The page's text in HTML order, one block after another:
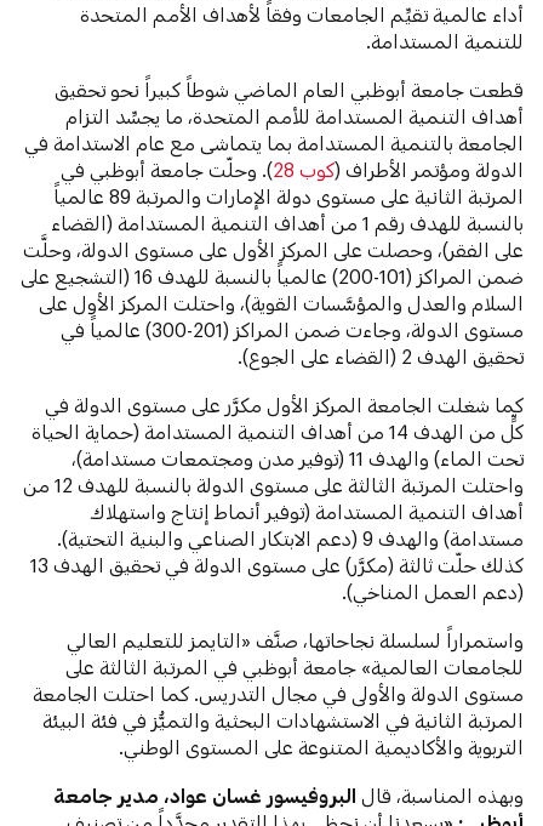
أداء عالمية تقيِّم الجامعات وفقاً لأهداف الأمم المتحدة
للتنمية المستدامة.
قطعت جامعة أبوظبي العام الماضي شوطاً كبيراً نحو تحقيق
أهداف التنمية المستدامة للأمم المتحدة، ما يجسِّد التزام
الجامعة بالتنمية المستدامة بما يتماشى مع عام الاستدامة في
الدولة ومؤتمر الأطراف ( كوب 28
). وحلّت جامعة أبوظبي في
المرتبة الثانية على مستوى دولة الإمارات والمرتبة 89 عالمياً
بالنسبة للهدف رقم 1 من أهداف التنمية المستدامة (القضاء
على الفقر)، وحصلت على المركز الأول على مستوى الدولة، وحلَّت
ضمن المراكز (101-200) عالمياً بالنسبة للهدف 16 (التشجيع على
السلام والعدل والمؤسَّسات القوية)، واحتلت المركز الأول على
مستوى الدولة، وجاءت ضمن المراكز (201-300) عالمياً في
تحقيق الهدف 2 (القضاء على الجوع).
كما شغلت الجامعة المركز الأول مكرَّر على مستوى الدولة في
كلٍّ من الهدف 14 من أهداف التنمية المستدامة (حماية الحياة
تحت الماء) والهدف 11 (توفير مدن ومجتمعات مستدامة)،
واحتلت المرتبة الثالثة على مستوى الدولة بالنسبة للهدف 12 من
أهداف التنمية المستدامة (توفير أنماط إنتاج واستهلاك
مستدامة) والهدف 9 (دعم الابتكار الصناعي والبنية التحتية).
كذلك حلّت ثالثة (مكرَّر) على مستوى الدولة في تحقيق الهدف 13
(دعم العمل المناخي).
واستمراراً لسلسلة نجاحاتها، صنَّف «التايمز للتعليم العالي
للجامعات العالمية» جامعة أبوظبي في المرتبة الثالثة على
مستوى الدولة والأولى في مجال التدريس. كما احتلت الجامعة
المرتبة الثانية في الاستشهادات البحثية والتميُّز في فئة البيئة
التربوية والأكاديمية المتنوعة على المستوى الوطني.
وبهذه المناسبة، قال البروفيسور غسان عواد، مدير جامعة